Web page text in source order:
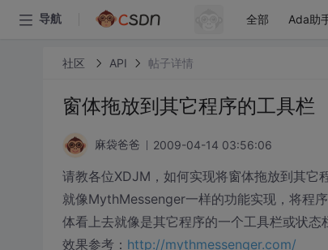
导航 全部 Ada助
社区 API 帖子详情
窗体拖放到其它程序的工具栏
麻袋爸爸 2009-04-14 03:56:06
请教各位XDJM，如何实现将窗体拖放到其它
就像MythMessenger一样的功能实现，将程
体看上去就像是其它程序的一个工具栏或状态
效果参考： http://mythmessenger.com/